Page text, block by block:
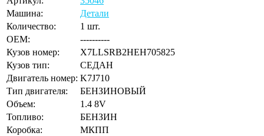
Машина:
Детали
Количество:
1 шт.
OEM:
----------
Кузов номер:
X7LLSRB2HEH705825
Кузов тип:
СЕДАН
Двигатель номер: K7J710
Тип двигателя:
БЕНЗИНОВЫЙ
Объем:
1.4 8V
Топливо:
БЕНЗИН
Коробка:
МКПП